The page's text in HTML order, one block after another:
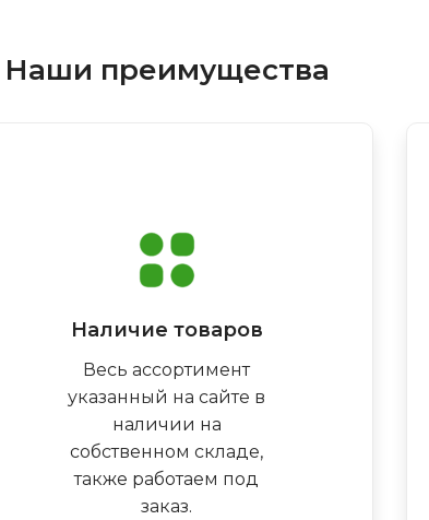
Наши преимущества
Наличие товаров
Весь ассортимент
указанный на сайте в
наличии на
собственном складе,
также работаем под
заказ.